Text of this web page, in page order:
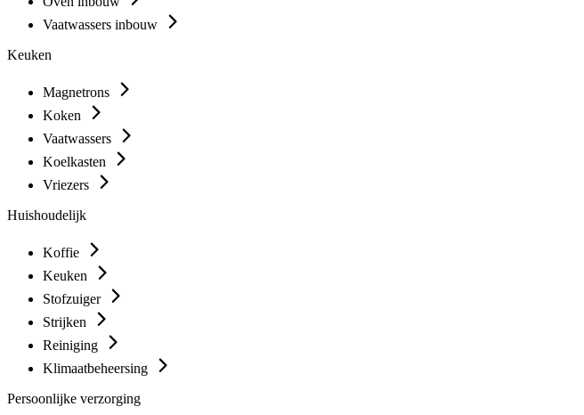
Vaatwassers inbouw
Keuken
Magnetrons
Koken
Vaatwassers
Koelkasten
Vriezers
Huishoudelijk
Koffie
Keuken
Stofzuiger
Strijken
Reiniging
Klimaatbeheersing
Persoonlijke verzorging